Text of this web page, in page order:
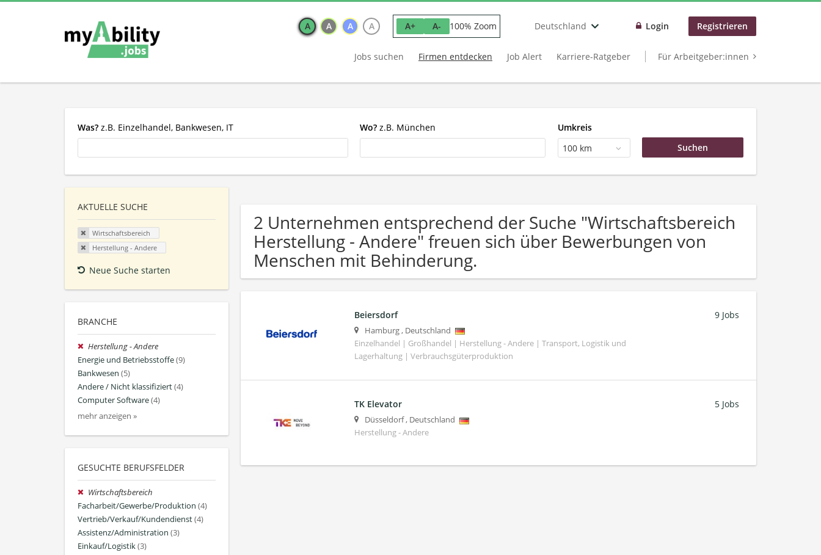
A A A A A+ A- 100% Zoom Deutschland Login Registrieren
Jobs suchen Firmen entdecken Job Alert Karriere-Ratgeber Für Arbeitgeber:innen
Was? z.B. Einzelhandel, Bankwesen, IT Wo? z.B. München
Umkreis
100 km
AKTUELLE SUCHE
Wirtschaftsbereich
Herstellung - Andere
Neue Suche starten
BRANCHE
Herstellung - Andere
Energie und Betriebsstoffe(9)
Bankwesen (5)
Andere / Nicht klassifiziert(4)
Computer Software(4)
mehr anzeigen »
GESUCHTE BERUFSFELDER
Wirtschaftsbereich
Facharbeit/Gewerbe/Produktion (4)
Vertrieb/Verkauf/Kundendienst(4)
Assistenz/Administration (3)
Einkauf/Logistik(3)
2 Unternehmen entsprechend der Suche "Wirtschaftsbereich
Herstellung - Andere" freuen sich über Bewerbungen von
Menschen mit Behinderung.
Beiersdorf
Hamburg, Deutschland
Einzelhandel | Großhandel | Herstellung - Andere | Transport, Logistik und
Lagerhaltung | Verbrauchsgüterproduktion
9 Jobs
TK Elevator
Düsseldorf, Deutschland
Herstellung - Andere
5 Jobs